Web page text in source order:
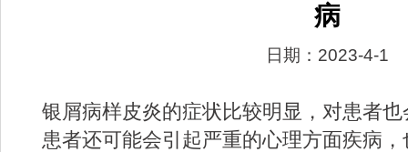
病
日期：2023-4-1
银屑病样皮炎的症状比较明显，对患者
患者还可能会引起严重的心理方面疾病